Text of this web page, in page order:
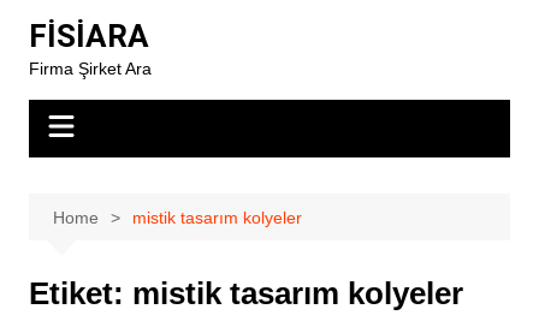
content
FİSİARA
Firma Şirket Ara
Home mistik tasarım kolyeler
Etiket: mistik tasarım kolyeler